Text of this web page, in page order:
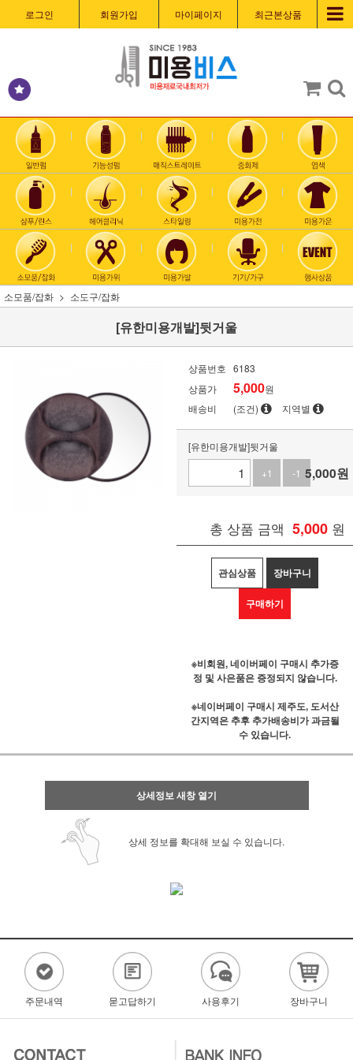
로그인 회원가입 마이페이지 최근본상품
소모품/잡화 소도구/잡화
[유한미용개발]뒷거울
상품번호 6183
상품가
5,000원
배송비
(조건) 지역별
[유한미용개발]뒷거울
+1
-1 5,000원
총 상품 금액 5,000 원
관심상품 장바구니
구매하기
※비회원, 네이버페이 구매시 추가증
정 및 사은품은 증정되지 않습니다.
※네이버페이 구매시 제주도, 도서산
간지역은 추후 추가배송비가 과금될
수 있습니다.
상세정보 새창 열기
상세 정보를 확대해 보실 수 있습니다.
주문내역 묻고답하기 사용후기 장바구니